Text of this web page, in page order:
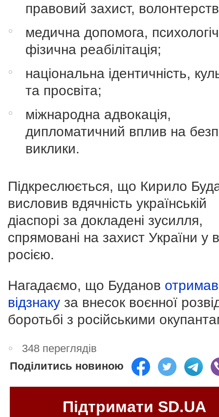
правовий захист,
медична допомога,
фізична реабілітація;
національна ідентичність,
та просвіта;
міжнародна адвокація,
дипломатичний вплив на
виклики.
Підкреслюється, що Кирило
висловив вдячність українській
діаспорі за докладені зусилля,
спрямовані на захист України у
росією.
Нагадаємо, що Буданов отримав
відзнаку за внесок воєнної
боротьбі з російськими
348 переглядів
Поділитись новиною
Підтримати SD.UA